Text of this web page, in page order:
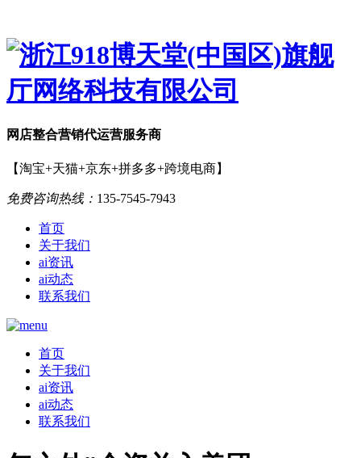
网店整合营销代运营服务商
【淘宝+天猫+京东+拼多多+跨境电商】
免费咨询热线： 135-7545-7943
首页
关于我们
ai资讯
ai动态
联系我们
首页
关于我们
ai资讯
ai动态
联系我们